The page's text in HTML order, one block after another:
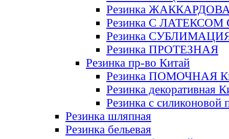
Резинка
Резинка С ЛАТЕКСОМ
Резинка
Резинка ПРОТЕЗНАЯ
Резинка пр-во Китай
Резинка ПОМОЧНАЯ
Резинка декоративная
Резинка с силиконовой
Резинка шляпная
Резинка бельевая